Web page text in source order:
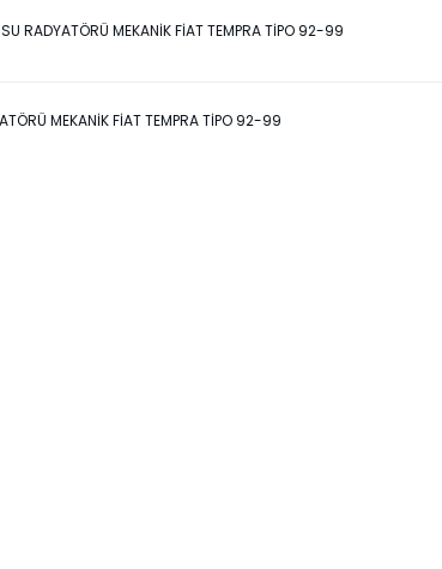
SU RADYATÖRÜ MEKANİK FİAT TEMPRA TİPO 92-99